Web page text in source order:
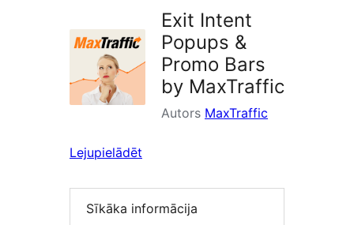
Exit Intent
Popups &
Promo Bars
by MaxTraffic
Autors MaxTraffic
Lejupielādēt
Sīkāka informācija